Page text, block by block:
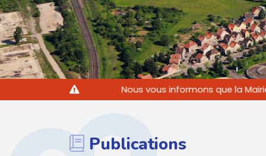
Nous vous informons que la Mairie sera
Publications